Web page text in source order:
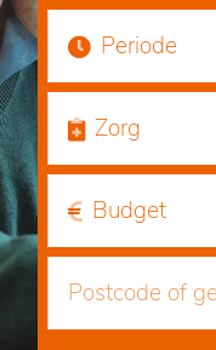
Periode
Zorg
Budget